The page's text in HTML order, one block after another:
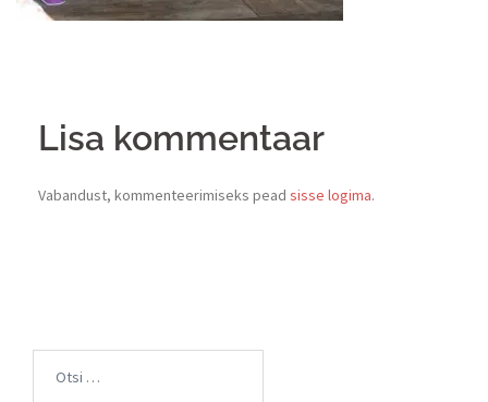
Lisa kommentaar
Vabandust, kommenteerimiseks pead sisse logima.